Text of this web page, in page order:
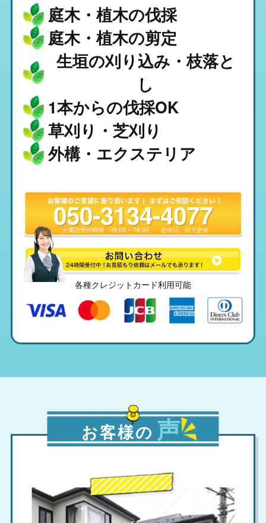
庭木・植木の伐採
1本からの伐採OK
庭木・植木の剪定
草刈り・芝刈り
生垣の刈り込み・枝落と
し
外構・エクステリア
050-3134-4077
お電話受付時間09:00 ~ 18:00 定休日雨天定休
各種クレジットカード利用可能
お客様の 声